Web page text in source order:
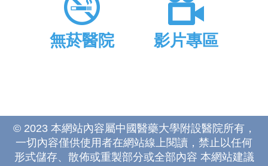
無菸醫院 影片專區
© 2023 本網站內容屬中國醫藥大學附設醫院所有，
一切內容僅供使用者在網站線上閱讀，禁止以任何
形式儲存、散佈或重製部分或全部內容 本網站建議